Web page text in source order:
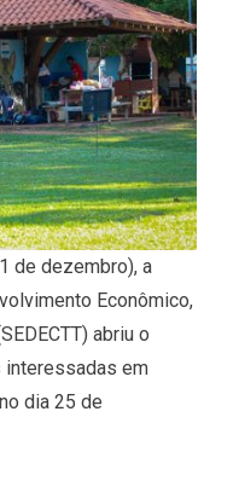
de dezembro), a
Econômico,
abriu o
interessadas em
dia 25 de